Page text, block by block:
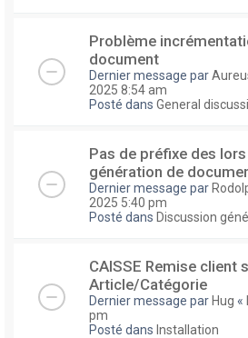
Problème
document
Dernier message par
2025 8:54 am
Posté dans General
Pas de préfixe des
génération de
Dernier message par
2025 5:40 pm
Posté dans Discussion
CAISSE Remise client
Article/Catégorie
Dernier message par Hug «
pm
Posté dans Installation